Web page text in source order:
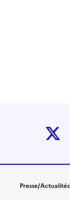
Presse/Actualités